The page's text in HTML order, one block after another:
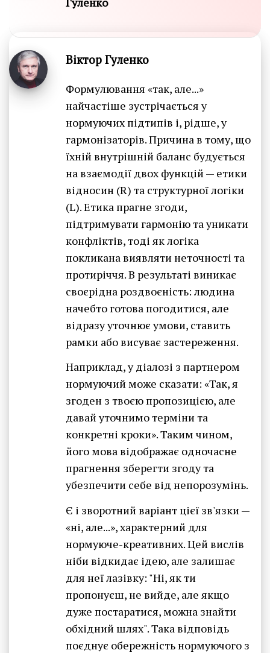
Віктор Гуленко
Формулювання «так, але...»
найчастіше зустрічається у
нормуючих підтипів і, рідше, у
гармонізаторів. Причина в тому, що
їхній внутрішній баланс будується
на взаємодії двох функцій — етики
відносин (R) та структурної логіки
(L). Етика прагне згоди,
підтримувати гармонію та уникати
конфліктів, тоді як логіка
покликана виявляти неточності та
протиріччя. В результаті виникає
своєрідна роздвоєність: людина
начебто готова погодитися, але
відразу уточнює умови, ставить
рамки або висуває застереження.
Наприклад, у діалозі з партнером
нормуючий може сказати: «Так, я
згоден з твоєю пропозицією, але
давай уточнимо терміни та
конкретні кроки». Таким чином,
його мова відображає одночасне
прагнення зберегти згоду та
убезпечити себе від непорозумінь.
Є і зворотний варіант цієї зв'язки —
«ні, але...», характерний для
нормуюче-креативних. Цей вислів
ніби відкидає ідею, але залишає
для неї лазівку: "Ні, як ти
пропонуєш, не вийде, але якщо
дуже постаратися, можна знайти
обхідний шлях". Така відповідь
поєднує обережність нормуючого з